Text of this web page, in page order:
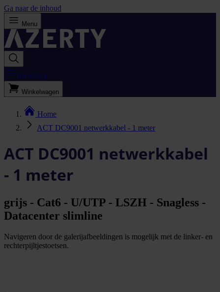
Ga naar de inhoud
Menu
Bestellijst
Winkelwagen
Home
ACT DC9001 netwerkkabel - 1 meter
ACT DC9001 netwerkkabel
- 1 meter
grijs - Cat6 - U/UTP - LSZH - Snagless -
Datacenter slimline
Navigeren door de galerijafbeeldingen is mogelijk met de linker- en
rechterpijltjestoetsen.